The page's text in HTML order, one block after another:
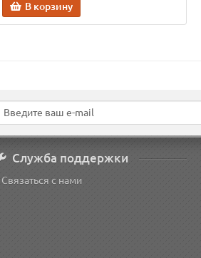
В корзину
Служба поддержки
Связаться с нами